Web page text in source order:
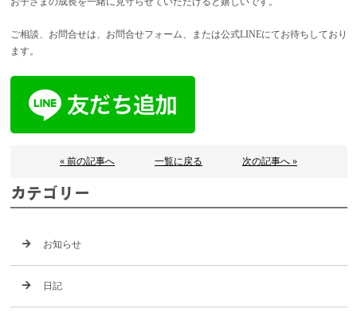
ご相談、お問合せは、お問合せフォーム、または公式LINEにてお待ちしており
ます。
« 前の記事へ 一覧に戻る 次の記事へ »
カテゴリー
お知らせ
日記